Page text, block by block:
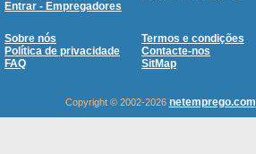
Entrar - Empregadores
Sobre nós
Termos e condições
Política de privacidade
Contacte-nos
FAQ
SitMap
Copyright © 2002-2026 netemprego.com